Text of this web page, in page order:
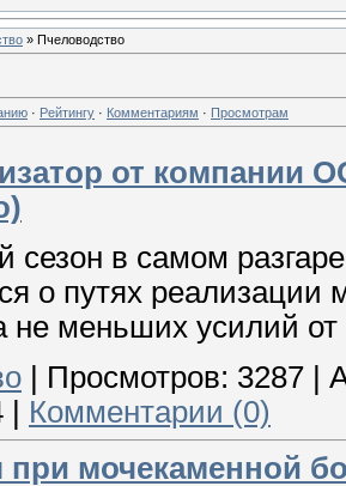
» Пчеловодство
· Рейтингу · Комментариям · Просмотрам
от
сезон в самом
о путях реализации
не меньших усилий от
| Просмотров: 3287 |
| Комментарии (0)
при мочекаменной